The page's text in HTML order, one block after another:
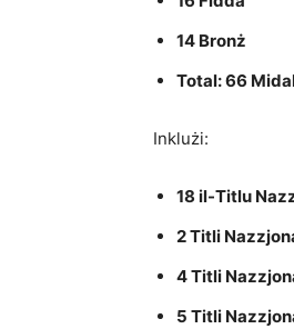
14 Bronż
Total: 66
Inklużi:
18 il-Titlu
2 Titli
4 Titli
5 Titli